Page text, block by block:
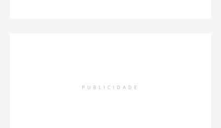
PUBLICIDADE